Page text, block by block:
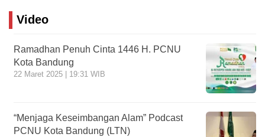
Video
Ramadhan Penuh Cinta 1446 H. PCNU
Kota Bandung
22 Maret 2025 | 19:31 WIB
“Menjaga Keseimbangan Alam” Podcast
PCNU Kota Bandung (LTN)